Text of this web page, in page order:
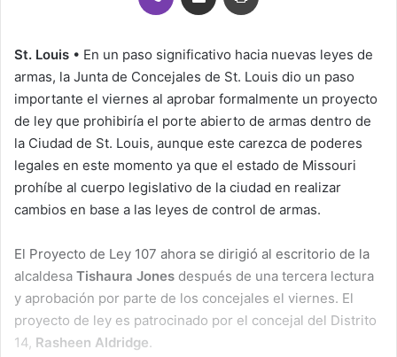
St. Louis • En un paso significativo hacia nuevas leyes de
armas, la Junta de Concejales de St. Louis dio un paso
importante el viernes al aprobar formalmente un proyecto
de ley que prohibiría el porte abierto de armas dentro de
la Ciudad de St. Louis, aunque este carezca de poderes
legales en este momento ya que el estado de Missouri
prohíbe al cuerpo legislativo de la ciudad en realizar
cambios en base a las leyes de control de armas.
El Proyecto de Ley 107 ahora se dirigió al escritorio de la
alcaldesa Tishaura Jones después de una tercera lectura
y aprobación por parte de los concejales el viernes. El
proyecto de ley es patrocinado por el concejal del Distrito
14, Rasheen Aldridge.